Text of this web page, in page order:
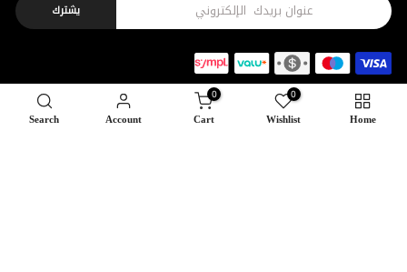
يشترك
Home
0
Wishlist
0
Cart
Account
Search